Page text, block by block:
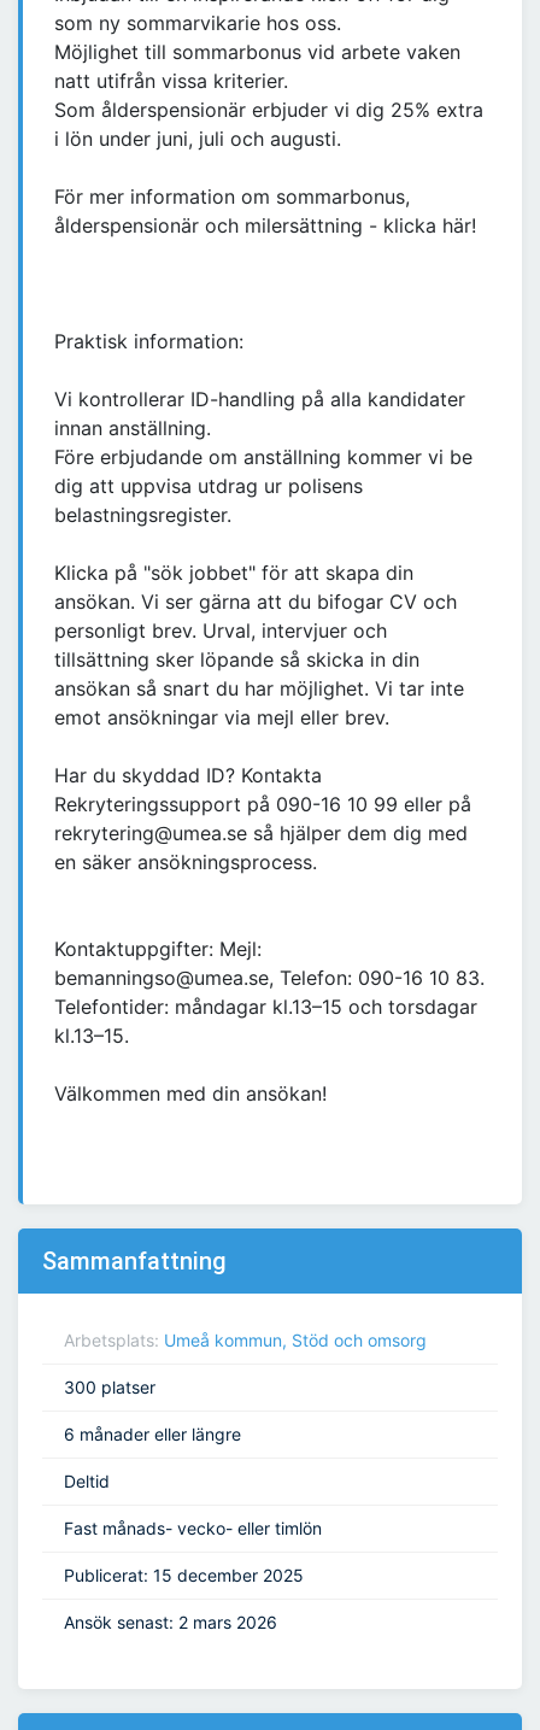
som ny sommarvikarie hos oss.
Möjlighet till sommarbonus vid arbete vaken
natt utifrån vissa kriterier.
Som ålderspensionär erbjuder vi dig 25% extra
i lön under juni, juli och augusti.
För mer information om sommarbonus,
ålderspensionär och milersättning - klicka här!
Praktisk information:
Vi kontrollerar ID-handling på alla kandidater
innan anställning.
Före erbjudande om anställning kommer vi be
dig att uppvisa utdrag ur polisens
belastningsregister.
Klicka på "sök jobbet" för att skapa din
ansökan. Vi ser gärna att du bifogar CV och
personligt brev. Urval, intervjuer och
tillsättning sker löpande så skicka in din
ansökan så snart du har möjlighet. Vi tar inte
emot ansökningar via mejl eller brev.
Har du skyddad ID? Kontakta
Rekryteringssupport på 090-16 10 99 eller på
rekrytering@umea.se så hjälper dem dig med
en säker ansökningsprocess.
Kontaktuppgifter: Mejl:
bemanningso@umea.se, Telefon: 090-16 10 83.
Telefontider: måndagar kl.13–15 och torsdagar
kl.13–15.
Välkommen med din ansökan!
Sammanfattning
Arbetsplats: Umeå kommun, Stöd och omsorg
300 platser
6 månader eller längre
Deltid
Fast månads- vecko- eller timlön
Publicerat: 15 december 2025
Ansök senast: 2 mars 2026